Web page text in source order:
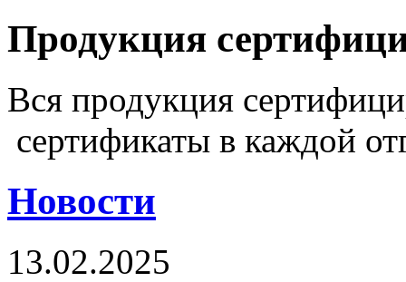
Продукция
Вся продукция
сертификаты в каждой
Новости
13.02.2025